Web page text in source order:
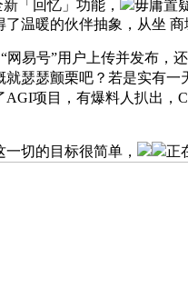
「回忆」功能，
毋庸置
温暖的伙伴抽象，从坐
号”用户上传并发布，
瑟瑟颤栗吧？若是实有一
项目，有爆料人扒出
切的目标很简单， 正